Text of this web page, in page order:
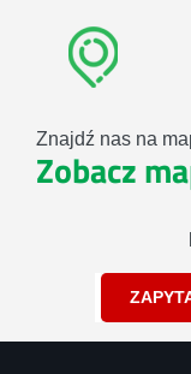
Znajdź nas na
Zobacz